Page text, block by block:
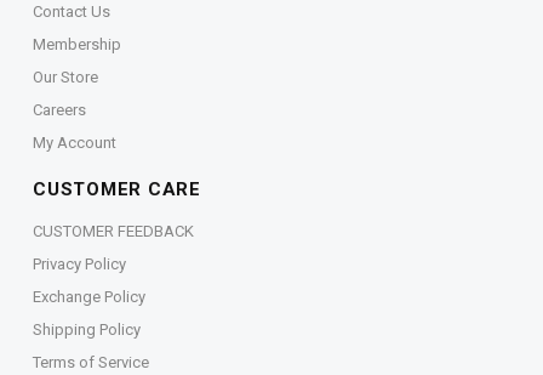
Contact Us
Membership
Our Store
Careers
My Account
CUSTOMER CARE
CUSTOMER FEEDBACK
Privacy Policy
Exchange Policy
Shipping Policy
Terms of Service